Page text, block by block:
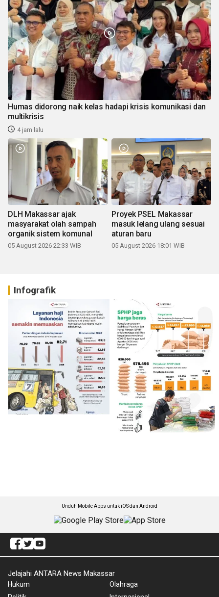
Humas didorong naik kelas hadapi krisis komunikasi dan
multikrisis
4 jam lalu
DLH Makassar ajak
masyarakat olah sampah
organik sistem komunal
05 August 2026 22:33 WIB
Proyek PSEL Makassar
masuk lelang ulang sesuai
aturan baru
05 August 2026 18:01 WIB
Infografik
Unduh Mobile Apps untuk iOS dan Android
Jelajahi ANTARA News Makassar
Hukum
Olahraga